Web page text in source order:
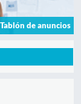
Tablón de anuncios